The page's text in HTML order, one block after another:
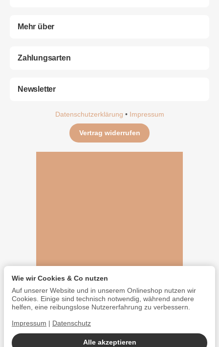
Mehr über
Zahlungsarten
Newsletter
Datenschutzerklärung • Impressum
Vertrag widerrufen
Alle akzeptieren
Wie wir Cookies & Co nutzen
Auf unserer Website und in unserem Onlineshop nutzen wir
Cookies. Einige sind technisch notwendig, während andere
helfen, eine reibungslose Nutzererfahrung zu verbessern.
Impressum Datenschutz